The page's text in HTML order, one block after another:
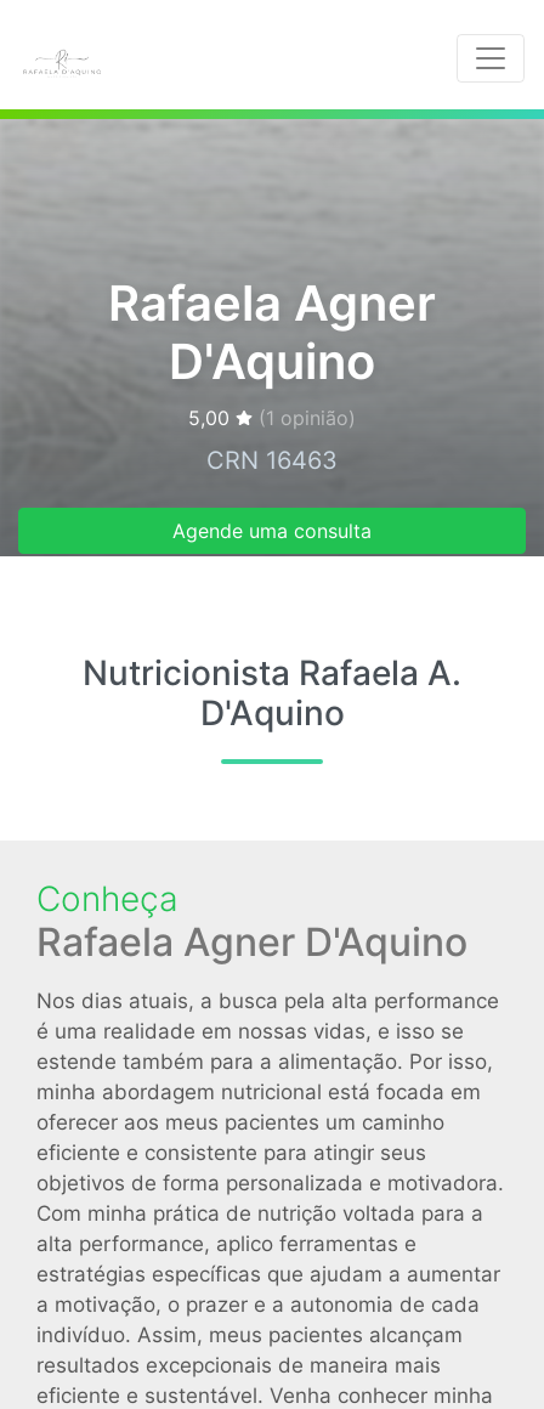
Rafaela Agner
D'Aquino
5,00 (1 opinião)
CRN 16463
Agende uma consulta
Nutricionista Rafaela A.
D'Aquino
Conheça
Rafaela Agner D'Aquino
Nos dias atuais, a busca pela alta performance
é uma realidade em nossas vidas, e isso se
estende também para a alimentação. Por isso,
minha abordagem nutricional está focada em
oferecer aos meus pacientes um caminho
eficiente e consistente para atingir seus
objetivos de forma personalizada e motivadora.
Com minha prática de nutrição voltada para a
alta performance, aplico ferramentas e
estratégias específicas que ajudam a aumentar
a motivação, o prazer e a autonomia de cada
indivíduo. Assim, meus pacientes alcançam
resultados excepcionais de maneira mais
eficiente e sustentável. Venha conhecer minha